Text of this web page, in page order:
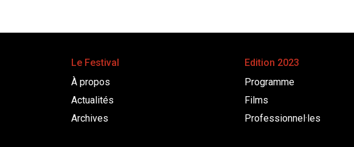
Le Festival
À propos
Actualités
Archives
Edition 2023
Programme
Films
Professionnel·les